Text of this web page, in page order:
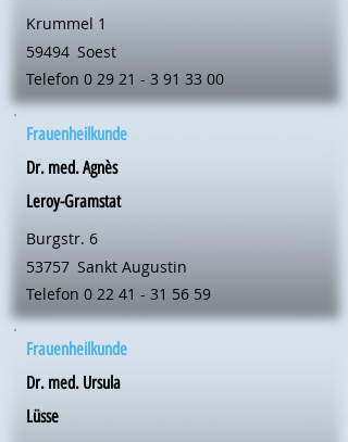
Krummel 1
59494 Soest
Telefon 0 29 21 - 3 91 33 00
Frauenheilkunde
Dr. med. Agnès
Leroy-Gramstat
Burgstr. 6
53757 Sankt Augustin
Telefon 0 22 41 - 31 56 59
Frauenheilkunde
Dr. med. Ursula
Lüsse